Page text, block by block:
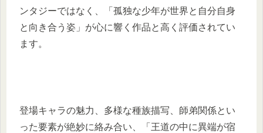
ンタジーではなく、「孤独な少年が世界と自分自身
と向き合う姿」が心に響く作品と高く評価されてい
ます。
登場キャラの魅力、多様な種族描写、師弟関係とい
った要素が絶妙に絡み合い、「王道の中に異端が宿